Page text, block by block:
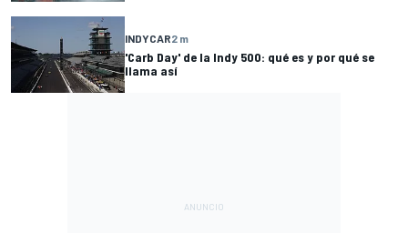
INDYCAR2 m
'Carb Day' de la Indy 500: qué es y por qué se
llama así